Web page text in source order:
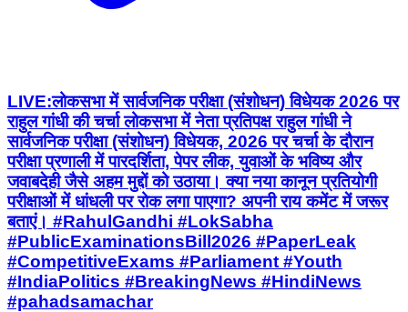
LIVE:लोकसभा में सार्वजनिक परीक्षा (संशोधन) विधेयक 2026 पर
राहुल गांधी की चर्चा लोकसभा में नेता प्रतिपक्ष राहुल गांधी ने
सार्वजनिक परीक्षा (संशोधन) विधेयक, 2026 पर चर्चा के दौरान
परीक्षा प्रणाली में पारदर्शिता, पेपर लीक, युवाओं के भविष्य और
जवाबदेही जैसे अहम मुद्दों को उठाया। क्या नया कानून प्रतियोगी
परीक्षाओं में धांधली पर रोक लगा पाएगा? अपनी राय कमेंट में जरूर
बताएं। #RahulGandhi #LokSabha
#PublicExaminationsBill2026 #PaperLeak
#CompetitiveExams #Parliament #Youth
#IndiaPolitics #BreakingNews #HindiNews
#pahadsamachar